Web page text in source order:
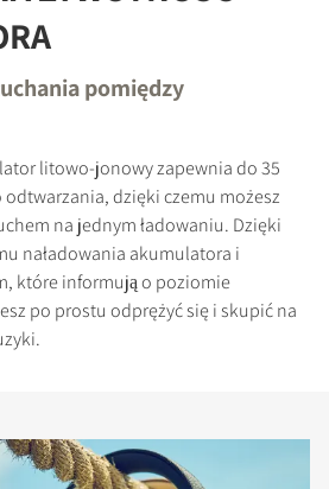
pomiędzy
litowo-jonowy zapewnia do 35
dzięki czemu możesz
na jednym ładowaniu. Dzięki
naładowania akumulatora i
które informują o poziomie
po prostu odprężyć się i skupić na